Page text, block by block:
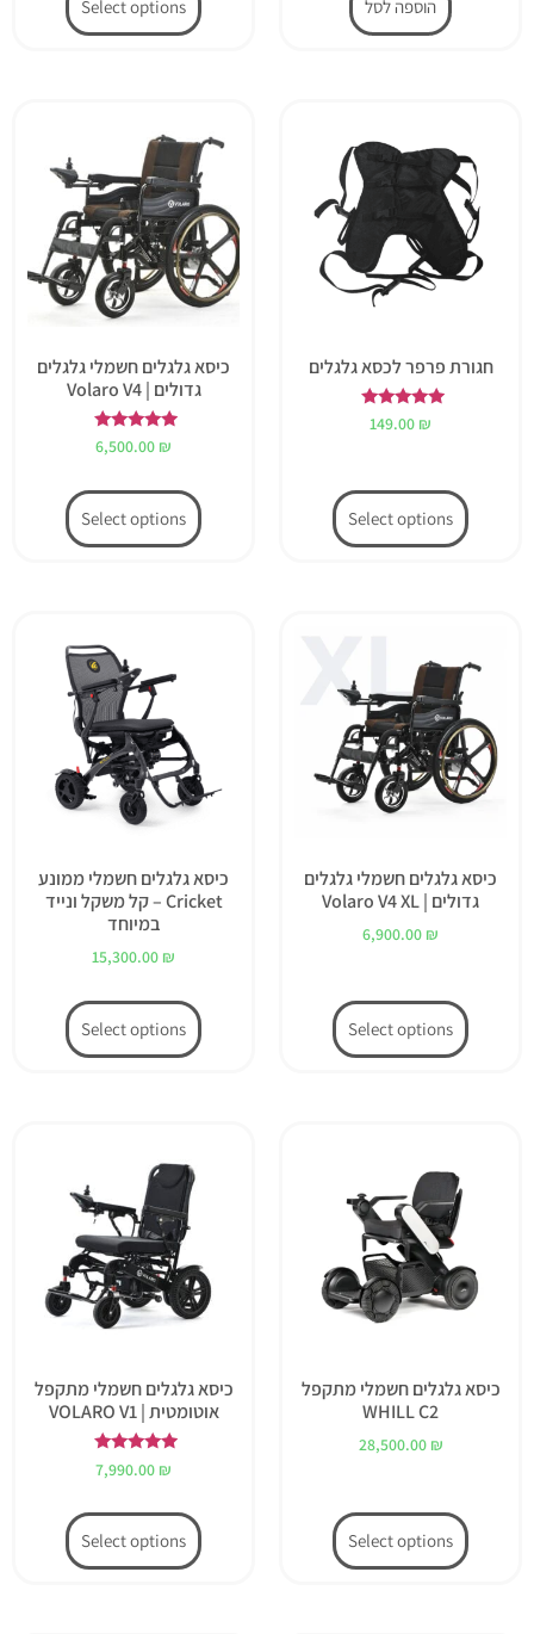
הוספה לסל Select options
חגורת פרפר לכסא גלגלים
דורג
5.00
149.00 ₪
Select options
כיסא גלגלים חשמלי גלגלים
גדולים | Volaro V4
דורג
5.00
6,500.00 ₪
Select options
כיסא גלגלים חשמלי גלגלים
גדולים | Volaro V4 XL
6,900.00 ₪
Select options
כיסא גלגלים חשמלי ממונע
Cricket – קל משקל ונייד
במיוחד
15,300.00 ₪
Select options
כיסא גלגלים חשמלי מתקפל
WHILL C2
28,500.00 ₪
Select options
כיסא גלגלים חשמלי מתקפל
אוטומטית | VOLARO V1
דורג
5.00
7,990.00 ₪
Select options